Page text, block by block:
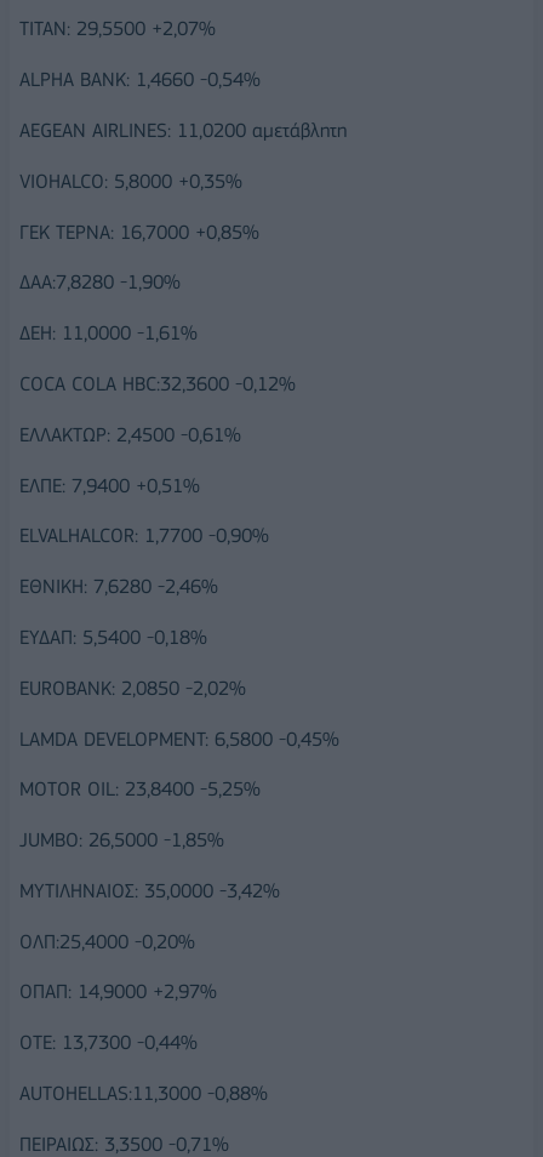
ΤΙΤΑΝ: 29,5500 +2,07%
ALPHA BANK: 1,4660 -0,54%
AEGEAN AIRLINES: 11,0200 αμετάβλητη
VIOHALCO: 5,8000 +0,35%
ΓΕΚ ΤΕΡΝΑ: 16,7000 +0,85%
ΔΑΑ:7,8280 -1,90%
ΔΕΗ: 11,0000 -1,61%
COCA COLA HBC:32,3600 -0,12%
ΕΛΛΑΚΤΩΡ: 2,4500 -0,61%
ΕΛΠΕ: 7,9400 +0,51%
ELVALHALCOR: 1,7700 -0,90%
ΕΘΝΙΚΗ: 7,6280 -2,46%
ΕΥΔΑΠ: 5,5400 -0,18%
EUROBANK: 2,0850 -2,02%
LAMDA DEVELOPMENT: 6,5800 -0,45%
MOTOR OIL: 23,8400 -5,25%
JUMBO: 26,5000 -1,85%
ΜΥΤΙΛΗΝΑΙΟΣ: 35,0000 -3,42%
ΟΛΠ:25,4000 -0,20%
ΟΠΑΠ: 14,9000 +2,97%
ΟΤΕ: 13,7300 -0,44%
AUTOHELLAS:11,3000 -0,88%
ΠΕΙΡΑΙΩΣ: 3,3500 -0,71%